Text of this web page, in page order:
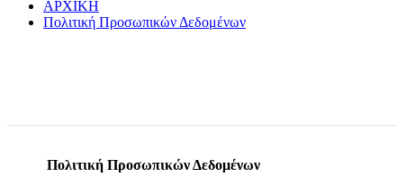
ΑΡΧΙΚΗ
Πολιτική Προσωπικών Δεδομένων
Πολιτική Προσωπικών Δεδομένων